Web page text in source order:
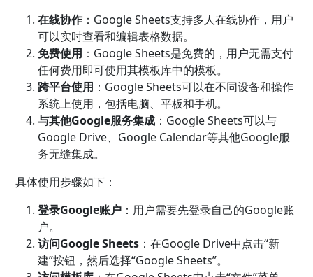
在线协作：Google Sheets支持多人在线协作，用户
可以实时查看和编辑表格数据。
免费使用 ：Google Sheets是免费的，用户无需支付
任何费用即可使用其模板库中的模板。
跨平台使用 ：Google Sheets可以在不同设备和操作
系统上使用，包括电脑、平板和手机。
与其他Google服务集成 ：Google Sheets可以与
Google Drive、Google Calendar等其他Google服
务无缝集成。
具体使用步骤如下：
登录Google账户 ：用户需要先登录自己的Google账
户。
访问Google Sheets ：在Google Drive中点击“新
建”按钮，然后选择“Google Sheets”。